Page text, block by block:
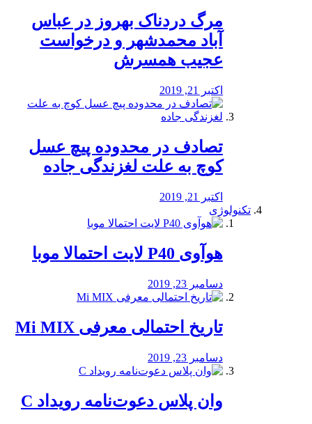
مرگ دردناک بهروز در عباس
آباد محمدشهر و درخواست
عجیب همسرش
اکتبر 21, 2019
تصادف در محدوده پیچ عسل
کوچ به علت لغزندگی جاده
اکتبر 21, 2019
تکنولوژی
هوآوی P40 لایت احتمالا موبا
دسامبر 23, 2019
تاریخ احتمالی معرفی Mi MIX
دسامبر 23, 2019
وان پلاس دعوت‌نامه رویداد C